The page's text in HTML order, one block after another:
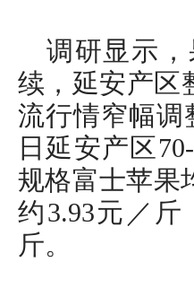
调研显示
续，延安产区
流行情窄幅调
日延安产区
规格富士苹果
约3.93元／
斤。